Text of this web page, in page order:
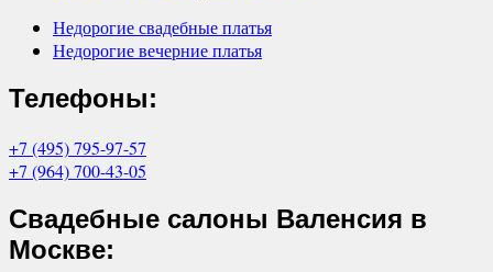
Недорогие свадебные платья
Недорогие вечерние платья
Телефоны:
+7 (495) 795-97-57
+7 (964) 700-43-05
Свадебные салоны Валенсия в
Москве: